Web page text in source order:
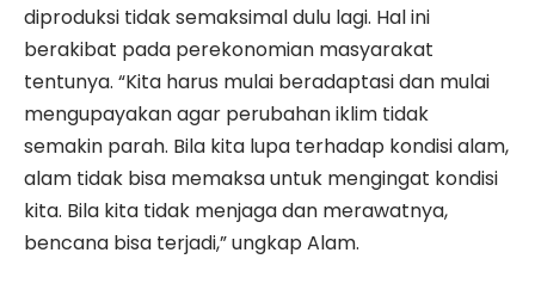
diproduksi tidak semaksimal dulu lagi. Hal ini
berakibat pada perekonomian masyarakat
tentunya. “Kita harus mulai beradaptasi dan mulai
mengupayakan agar perubahan iklim tidak
semakin parah. Bila kita lupa terhadap kondisi alam,
alam tidak bisa memaksa untuk mengingat kondisi
kita. Bila kita tidak menjaga dan merawatnya,
bencana bisa terjadi,” ungkap Alam.